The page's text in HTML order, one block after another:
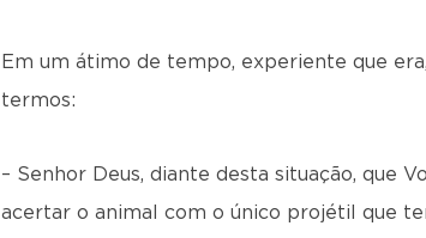
Em um átimo de tempo, experiente que
termos:
– Senhor Deus, diante desta situação, que
acertar o animal com o único projétil que